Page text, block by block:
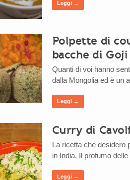
Leggi →
Polpette di
bacche di Goji
Quanti di voi hanno
dalla Mongolia ed è un
Leggi →
Curry di
La ricetta che desidero
in India. Il profumo
Leggi →